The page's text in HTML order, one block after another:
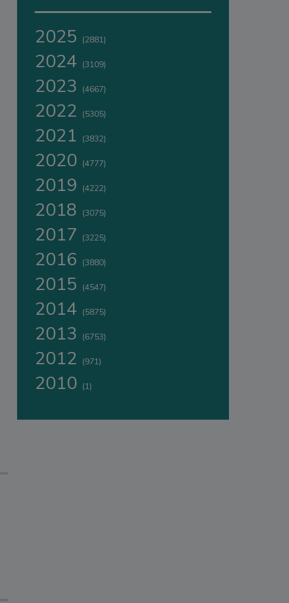
2025 (2881)
2024 (3109)
2023 (4667)
2022 (5305)
2021 (3832)
2020 (4777)
2019 (4222)
2018 (3075)
2017 (3225)
2016 (3880)
2015 (4547)
2014 (5875)
2013 (6753)
2012 (971)
2010 (1)